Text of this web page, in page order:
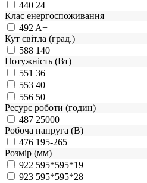
440 24
Клас енергоспоживання
492 A+
Кут світла (град.)
588 140
Потужність (Вт)
551 36
553 40
556 50
Ресурс роботи (годин)
487 25000
Робоча напруга (В)
476 195-265
Розмір (мм)
922 595*595*19
923 595*595*28